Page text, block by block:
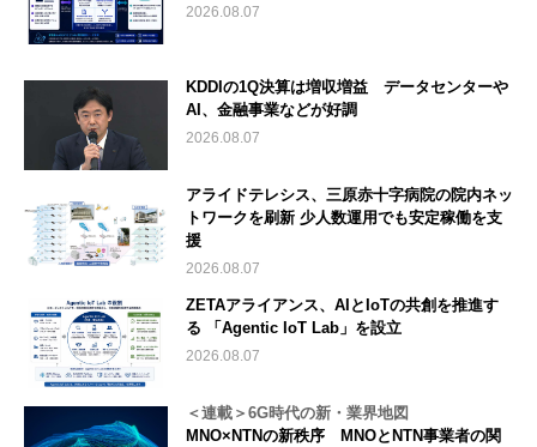
2026.08.07
KDDIの1Q決算は増収増益 データセンターや
AI、金融事業などが好調
2026.08.07
アライドテレシス、三原赤十字病院の院内ネッ
トワークを刷新 少人数運用でも安定稼働を支
援
2026.08.07
ZETAアライアンス、AIとIoTの共創を推進す
る 「Agentic IoT Lab」を設立
2026.08.07
＜連載＞6G時代の新・業界地図
MNO×NTNの新秩序 MNOとNTN事業者の関